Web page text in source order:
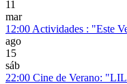
11
mar
12:00 Actividades : "Este
ago
15
sáb
22:00 Cine de Verano: